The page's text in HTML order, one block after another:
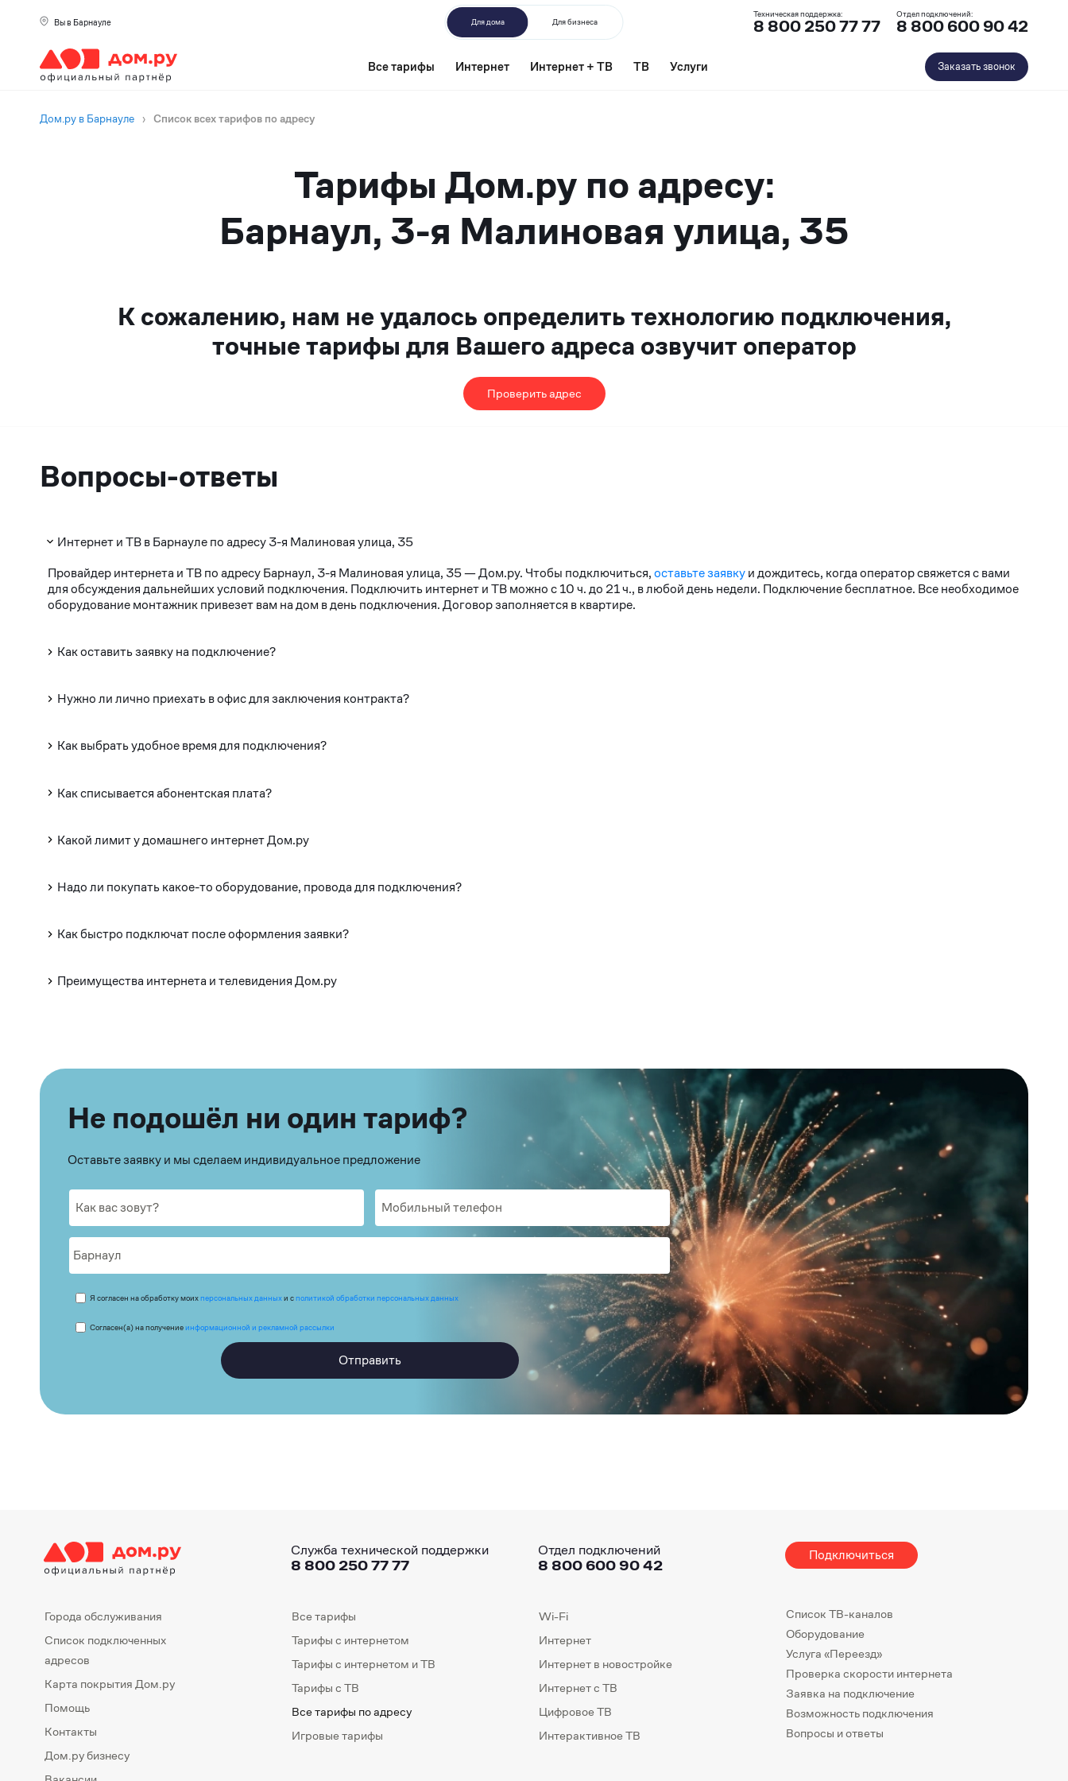
Вы в Барнауле Для дома Для бизнеса
Техническая поддержка:
8 800 250 77 77
Отдел подключений:
8 800 600 90 42
Все тарифы Интернет Интернет + ТВ ТВ Услуги Заказать звонок
Дом.ру в Барнауле › Список всех тарифов по адресу
Тарифы Дом.ру по адресу:
Барнаул, 3-я Малиновая улица, 35
К сожалению, нам не удалось определить технологию подключения,
точные тарифы для Вашего адреса озвучит оператор
Проверить адрес
Вопросы-ответы
Интернет и ТВ в Барнауле по адресу 3-я Малиновая улица, 35
Провайдер интернета и ТВ по адресу Барнаул, 3-я Малиновая улица, 35 — Дом.ру. Чтобы подключиться,оставьте заявкуи дождитесь, когда оператор свяжется с вами
для обсуждения дальнейших условий подключения. Подключить интернет и ТВ можно с 10 ч. до 21 ч., в любой день недели. Подключение бесплатное. Все необходимое
оборудование монтажник привезет вам на дом в день подключения. Договор заполняется в квартире.
Как оставить заявку на подключение?
Нужно ли лично приехать в офис для заключения контракта?
Как выбрать удобное время для подключения?
Как списывается абонентская плата?
Какой лимит у домашнего интернет Дом.ру
Надо ли покупать какое-то оборудование, провода для подключения?
Как быстро подключат после оформления заявки?
Преимущества интернета и телевидения Дом.ру
Не подошёл ни один тариф?
Оставьте заявку и мы сделаем индивидуальное предложение
Я согласен на обработку моихперсональных данныхи сполитикой обработки персональных данных
Согласен(а) на получениеинформационной и рекламной рассылки
Отправить
Служба технической поддержки
8 800 250 77 77
Отдел подключений
8 800 600 90 42
Подключиться
Города обслуживания
Список подключенных
адресов
Карта покрытия Дом.ру
Помощь
Контакты
Дом.ру бизнесу
Все тарифы
Тарифы с интернетом
Тарифы с интернетом и ТВ
Тарифы с ТВ
Все тарифы по адресу
Игровые тарифы
Wi-Fi
Интернет
Интернет в новостройке
Интернет с ТВ
Цифровое ТВ
Интерактивное ТВ
Список ТВ-каналов
Оборудование
Услуга «Переезд»
Проверка скорости интернета
Заявка на подключение
Возможность подключения
Вопросы и ответы